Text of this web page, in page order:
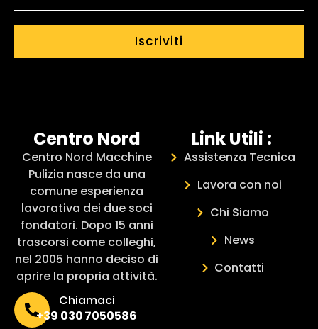
Iscriviti
Centro Nord
Centro Nord Macchine
Pulizia nasce da una
comune esperienza
lavorativa dei due soci
fondatori. Dopo 15 anni
trascorsi come colleghi,
nel 2005 hanno deciso di
aprire la propria attività.
Chiamaci
+39 030 7050586
Link Utili :
Assistenza Tecnica
Lavora con noi
Chi Siamo
News
Contatti